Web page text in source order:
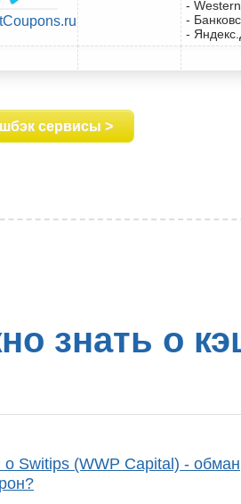
-
-
-
сервисы >
знать о
Switips (WWP Capital) -